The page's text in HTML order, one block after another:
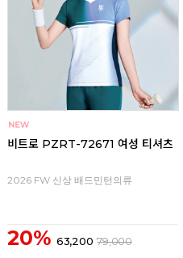
비트로 PZRT-72671 여성 티셔츠
2026 FW 신상 배드민턴의류
20% 63,200 79,000